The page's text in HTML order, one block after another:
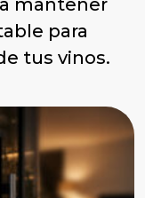
para
tus vinos.